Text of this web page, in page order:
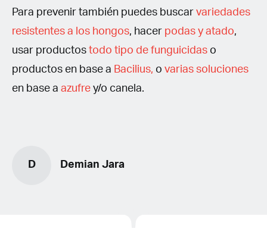
Para prevenir también puedes buscar variedades
resistentes a los hongos, hacer podas y atado,
usar productos todo tipo de funguicidas o
productos en base a Bacilius, o varias soluciones
en base a azufre y/o canela.
D Demian Jara